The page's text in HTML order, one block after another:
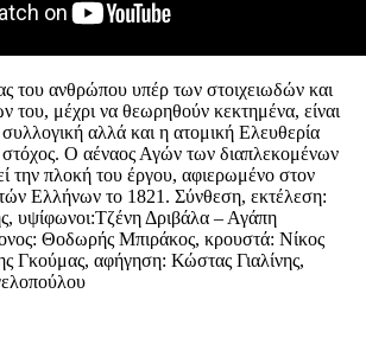
του ανθρώπου υπέρ των στοιχειωδών και
του, μέχρι να θεωρηθούν κεκτημένα, είναι
αλλά και η ατομική Ελευθερία
στόχος. Ο αέναος Αγών των διαπλεκομένων
την πλοκή του έργου, αφιερωμένο στον
Ελλήνων το 1821. Σύνθεση, εκτέλεση:
υψίφωνοι:Τζένη Δριβάλα – Αγάπη
Θοδωρής Μπιράκος, κρουστά: Νίκος
Γκούμας, αφήγηση: Κώστας Γιαλίνης,